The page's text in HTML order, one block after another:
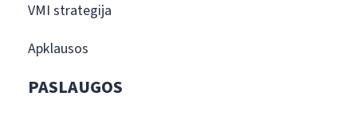
VMI strategija
Apklausos
PASLAUGOS